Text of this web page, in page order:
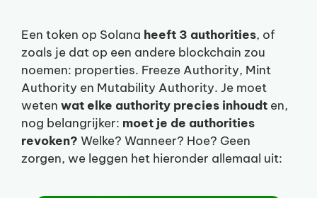
Een token op Solana heeft 3 authorities, of
zoals je dat op een andere blockchain zou
noemen: properties. Freeze Authority, Mint
Authority en Mutability Authority. Je moet
weten wat elke authority precies inhoudt en,
nog belangrijker: moet je de authorities
revoken? Welke? Wanneer? Hoe? Geen
zorgen, we leggen het hieronder allemaal uit: